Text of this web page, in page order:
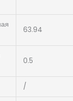
63.94
0.5
/